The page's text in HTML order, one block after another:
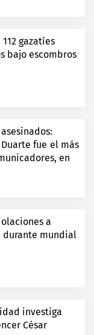
gazatíes
bajo escombros
fue el más
en
a
durante mundial
investiga
César